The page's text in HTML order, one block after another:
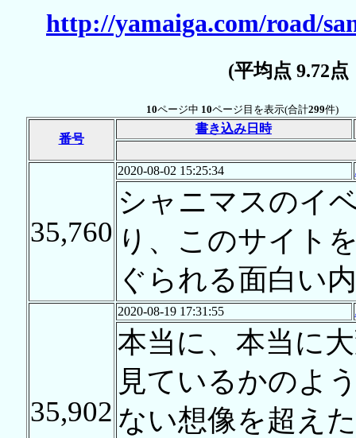
http://yamaiga.com/road/
(平均点 9.72
10ページ中 10ページ目を表示(合計299件)
番号
書き込み日時
35,760
2020-08-02 15:25:34
シャニマスのイ
り、このサイト
ぐられる面白い
35,902
2020-08-19 17:31:55
本当に、本当に
見ているかのよ
ない想像を超え